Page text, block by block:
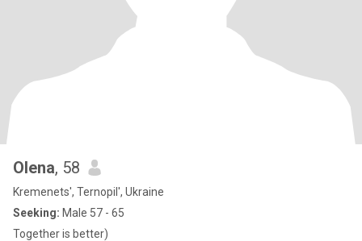
Olena, 58
Kremenets', Ternopil', Ukraine
Seeking: Male 57 - 65
Together is better)